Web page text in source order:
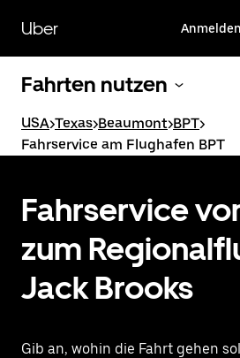
zum
Hauptinhalt
Uber Anmelden
Fahrten nutzen
USA>Texas>Beaumont>BPT>
Fahrservice am Flughafen BPT
Fahrservice
zum
Jack Brooks
Gib an, wohin die Fahrt gehen